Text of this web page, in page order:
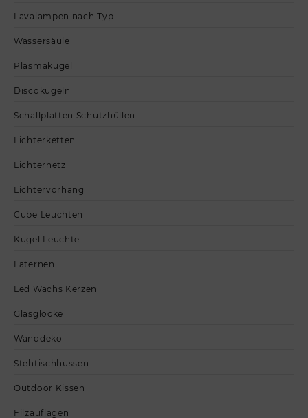
Lavalampen nach Typ
Wassersäule
Plasmakugel
Discokugeln
Schallplatten Schutzhüllen
Lichterketten
Lichternetz
Lichtervorhang
Cube Leuchten
Kugel Leuchte
Laternen
Led Wachs Kerzen
Glasglocke
Wanddeko
Stehtischhussen
Outdoor Kissen
Filzauflagen